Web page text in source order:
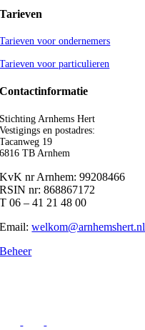
Tarieven
Tarieven voor ondernemers
Tarieven voor particulieren
Contactinformatie
Stichting Arnhems Hert
Vestigings en postadres:
Tacanweg 19
6816 TB Arnhem
KvK nr Arnhem: 99208466
RSIN nr: 868867172
T 06 – 41 21 48 00
Email:welkom@arnhemshert.nl
Beheer